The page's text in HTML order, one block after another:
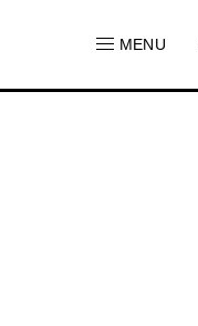
MENU